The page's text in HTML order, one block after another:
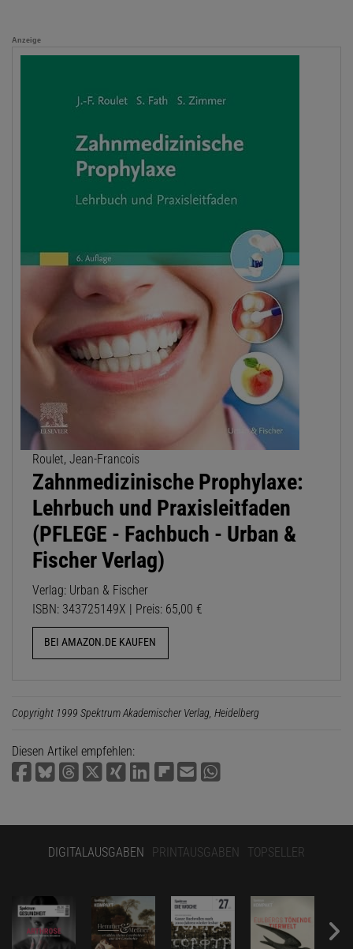
Anzeige
Roulet, Jean-Francois
Zahnmedizinische Prophylaxe:
Lehrbuch und Praxisleitfaden
(PFLEGE - Fachbuch - Urban &
Fischer Verlag)
Verlag: Urban & Fischer
ISBN: 343725149X | Preis: 65,00 €
BEI AMAZON.DE KAUFEN
Copyright 1999 Spektrum Akademischer Verlag, Heidelberg
Diesen Artikel empfehlen:
DIGITALAUSGABEN PRINTAUSGABEN TOPSELLER